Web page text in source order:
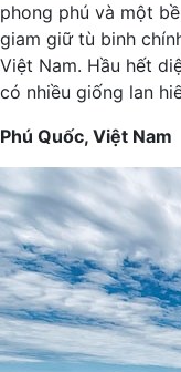
phong phú và một
giam giữ tù binh
Việt Nam. Hầu hết
có nhiều giống lan
Phú Quốc, Việt Nam